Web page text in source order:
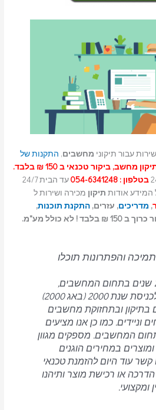
עבור תיקוני מחשבים, התקנות של
מחשב, ביקור טכנאי ב 150 ₪ בלבד.
בטלפון : 054-6341248
עד הבית 24/7
אודות תיקון מכירה ושירות ל
, מדריכים, עזרים,התקנת תוכנות,
בלבד ! לא כולל מע"מ.
והפתרונות תוכלו
עם ניסיון של כ- 21 שנים בתחום המחשבים,
משנת כ – 1998 לכניסת שנת 2000 (באג 2000)
בתיקון ובתחזוקת מחשבים
וניידים. כמו כן אנו מציעים
המחשבים. מספקים מגוון
במחירים הוגנים
קשר עוד היום להזמנת טכנאי
או רכישת מוצר ותיהנו